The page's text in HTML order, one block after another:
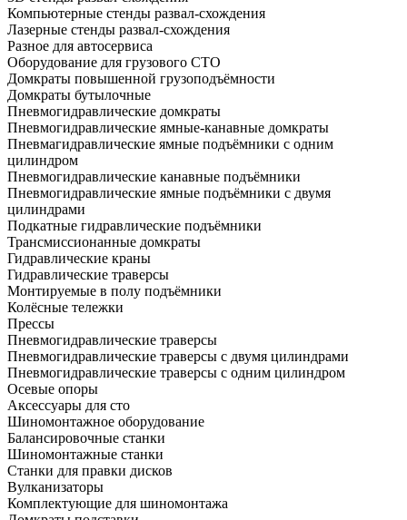
Компьютерные стенды развал-схождения
Лазерные стенды развал-схождения
Разное для автосервиса
Оборудование для грузового СТО
Домкраты повышенной грузоподъёмности
Домкраты бутылочные
Пневмогидравлические домкраты
Пневмогидравлические ямные-канавные домкраты
Пневмагидравлические ямные подъёмники с одним
цилиндром
Пневмогидравлические канавные подъёмники
Пневмогидравлические ямные подъёмники с двумя
цилиндрами
Подкатные гидравлические подъёмники
Трансмиссионанные домкраты
Гидравлические краны
Гидравлические траверсы
Монтируемые в полу подъёмники
Колёсные тележки
Прессы
Пневмогидравлические траверсы
Пневмогидравлические траверсы с двумя цилиндрами
Пневмогидравлические траверсы с одним цилиндром
Осевые опоры
Аксессуары для сто
Шиномонтажное оборудование
Балансировочные станки
Шиномонтажные станки
Станки для правки дисков
Вулканизаторы
Комплектующие для шиномонтажа